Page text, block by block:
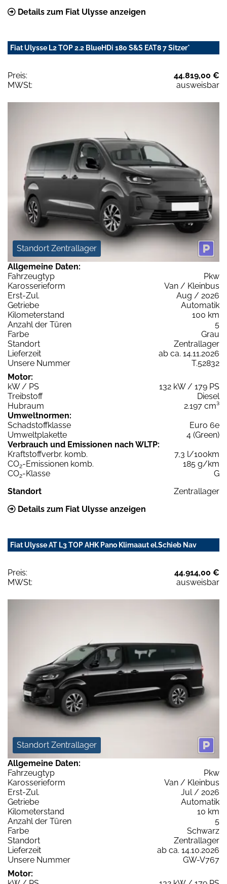
Details zum Fiat Ulysse anzeigen
Fiat Ulysse L2 TOP 2.2 BlueHDi 180 S&S EAT8 7 Sitzer*
Preis:
44.819,00 €
MWSt:
ausweisbar
Standort Zentrallager
Allgemeine Daten:
Fahrzeugtyp
Pkw
Karosserieform
Van / Kleinbus
Erst-Zul.
Aug / 2026
Getriebe
Automatik
Kilometerstand
100 km
Anzahl der Türen
5
Farbe
Grau
Standort
Zentrallager
Lieferzeit
ab ca. 14.11.2026
Unsere Nummer
T.52832
Motor:
kW / PS
132 kW / 179 PS
Treibstoff
Diesel
Hubraum
2.197 cm³
Umweltnormen:
Schadstoffklasse
Euro 6e
Umweltplakette
4 (Green)
Verbrauch und Emissionen nach WLTP:
Kraftstoffverbr. komb.
7,3 l/100km
CO2-Emissionen komb.
185 g/km
CO2-Klasse
G
Standort
Zentrallager
Details zum Fiat Ulysse anzeigen
Fiat Ulysse AT L3 TOP AHK Pano Klimaaut el.Schieb Nav
Preis:
44.914,00 €
MWSt:
ausweisbar
Standort Zentrallager
Allgemeine Daten:
Fahrzeugtyp
Pkw
Karosserieform
Van / Kleinbus
Erst-Zul.
Jul / 2026
Getriebe
Automatik
Kilometerstand
10 km
Anzahl der Türen
5
Farbe
Schwarz
Standort
Zentrallager
Lieferzeit
ab ca. 14.10.2026
Unsere Nummer
GW-V767
Motor: